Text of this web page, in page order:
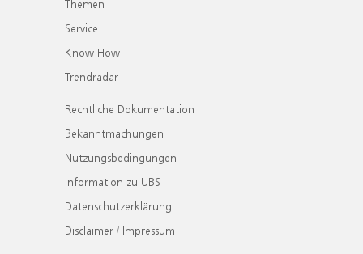
Themen
Service
Know How
Trendradar
Rechtliche Dokumentation
Bekanntmachungen
Nutzungsbedingungen
Information zu UBS
Datenschutzerklärung
Disclaimer / Impressum